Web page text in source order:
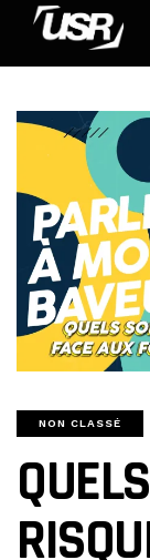
NON CLASSÉ